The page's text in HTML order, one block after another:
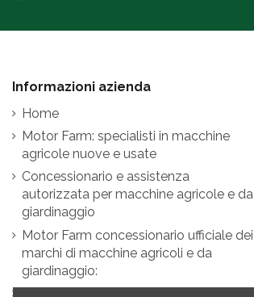
Informazioni azienda
Home
Motor Farm: specialisti in macchine
agricole nuove e usate
Concessionario e assistenza
autorizzata per macchine agricole e da
giardinaggio
Motor Farm concessionario ufficiale dei
marchi di macchine agricoli e da
giardinaggio: